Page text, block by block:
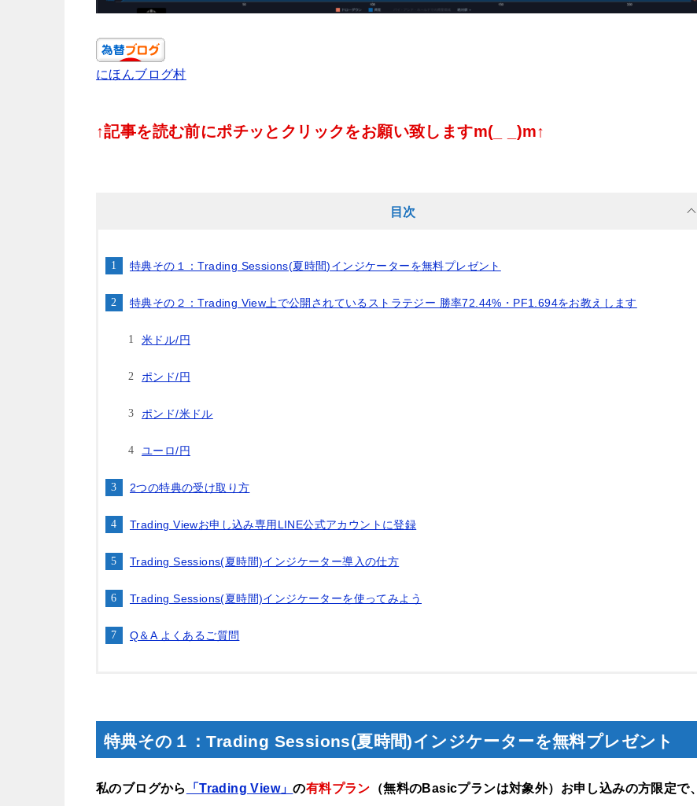
にほんブログ村
↑記事を読む前にポチッとクリックをお願い致しますm(_ _)m↑
目次
特典その１：Trading Sessions(夏時間)インジケーターを無料プレゼント
特典その２：Trading View上で公開されているストラテジー 勝率72.44%・PF1.694をお教えします
米ドル/円
ポンド/円
ポンド/米ドル
ユーロ/円
2つの特典の受け取り方
Trading Viewお申し込み専用LINE公式アカウントに登録
Trading Sessions(夏時間)インジケーター導入の仕方
Trading Sessions(夏時間)インジケーターを使ってみよう
Q＆A よくあるご質問
特典その１：Trading Sessions(夏時間)インジケーターを無料プレゼント
私のブログから 「Trading View」の有料プラン （無料のBasicプランは対象外）お申し込みの方限定で、